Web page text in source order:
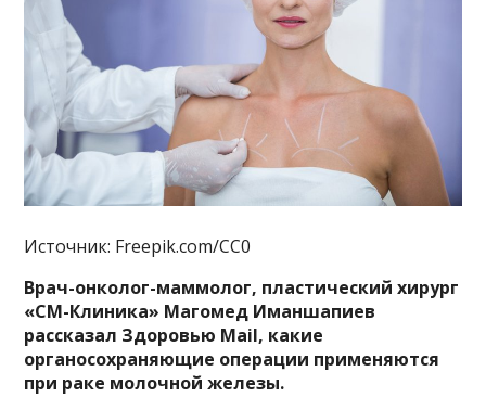
Источник: Freepik.com/CC0
Врач-онколог-маммолог, пластический хирург
«СМ-Клиника» Магомед Иманшапиев
рассказал Здоровью Mail, какие
органосохраняющие операции применяются
при раке молочной железы.